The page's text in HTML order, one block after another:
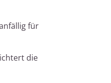
für
die